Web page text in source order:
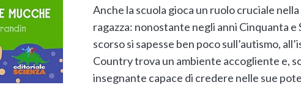
Anche la scuola gioca un ruolo cruciale
ragazza: nonostante negli anni Cinquanta e
scorso si sapesse ben poco sull’autismo,
Country trova un ambiente accogliente e,
insegnante capace di credere nelle sue